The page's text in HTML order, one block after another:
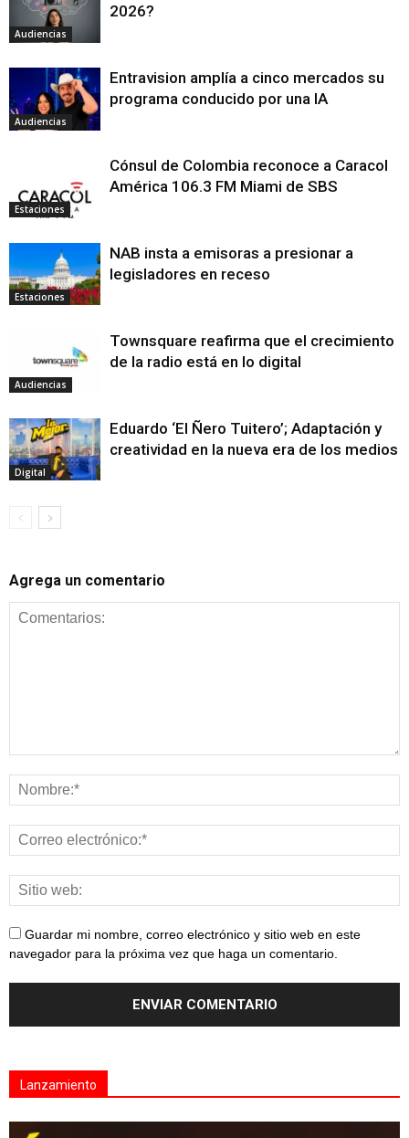
Audiencias
2026?
Audiencias
Entravision amplía a cinco mercados su
programa conducido por una IA
Estaciones
Cónsul de Colombia reconoce a Caracol
América 106.3 FM Miami de SBS
Estaciones
NAB insta a emisoras a presionar a
legisladores en receso
Audiencias
Townsquare reafirma que el crecimiento
de la radio está en lo digital
Digital
Eduardo ‘El Ñero Tuitero’; Adaptación y
creatividad en la nueva era de los medios
Agrega un comentario
Guardar mi nombre, correo electrónico y sitio web en este
navegador para la próxima vez que haga un comentario.
Lanzamiento